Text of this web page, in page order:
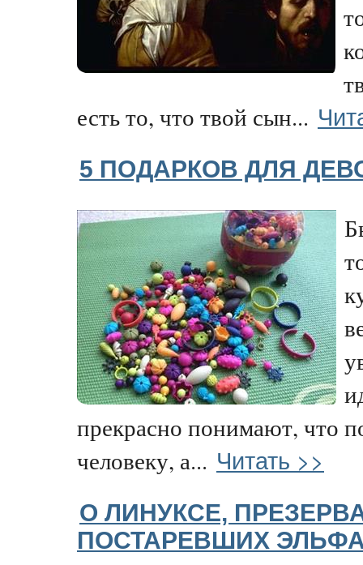
есть то, что твой сын...
5 ПОДАРКОВ ДЛЯ
прекрасно понимают, что
человеку, а... Читать >>
О ЛИНУКСЕ,
ПОСТАРЕВШИХ